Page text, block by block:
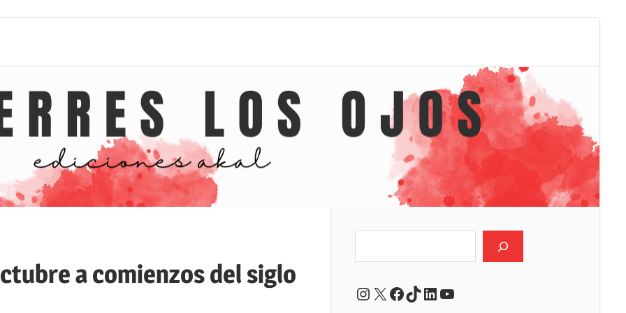
a comienzos del siglo
Instagram
X Facebook
TikTok
LinkedIn
YouTube